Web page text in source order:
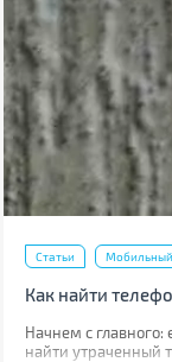
Статьи Мобильный
Как найти
Начнем с главного:
найти утраченный